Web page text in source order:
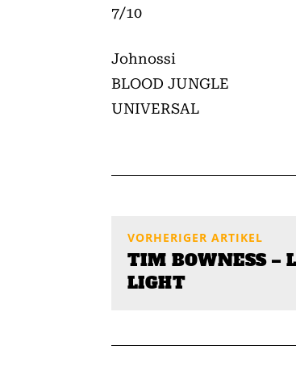
7/10
Johnossi
BLOOD JUNGLE
UNIVERSAL
VORHERIGER ARTIKEL
TIM BOWNESS –
LIGHT